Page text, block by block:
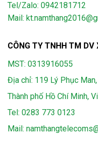
Tel/Zalo: 0942181712
Mail:
CÔNG TY TNHH TM
MST: 0313916055
Địa chỉ: 119 Lý Phục
Thành phố Hồ Chí Minh,
Tel: 0283 773 0123
Mail: